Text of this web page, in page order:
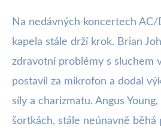
Na nedávných koncertech AC/
kapela stále drží krok. Brian
zdravotní problémy s sluchem
postavil za mikrofon a dodal
síly a charizmatu. Angus
šortkách, stále neúnavně běhá